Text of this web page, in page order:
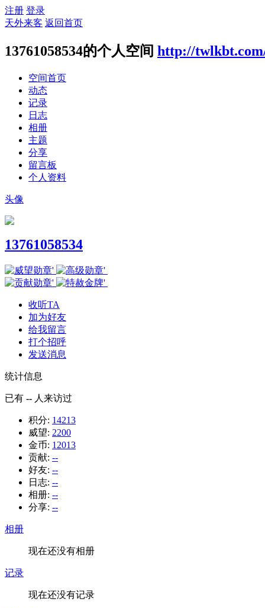
注册 登录
天外来客 返回首页
13761058534的个人空间 http://
空间首页
动态
记录
日志
相册
主题
分享
留言板
个人资料
头像
13761058534
收听TA
加为好友
给我留言
打个招呼
发送消息
统计信息
已有 -- 人来访过
积分: 14213
威望: 2200
金币: 12013
贡献: --
好友: --
日志: --
相册: --
分享: --
相册
现在还没有相册
记录
现在还没有记录